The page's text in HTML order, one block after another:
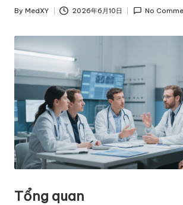
Posted
By MedXY 2026年6月10日 No
Tổng quan